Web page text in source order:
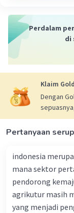
Perdalam
di
Klaim
Dengan
Pertanyaan
indonesia
mana sektor
pendorong
agrikutur masih
yang menjadi